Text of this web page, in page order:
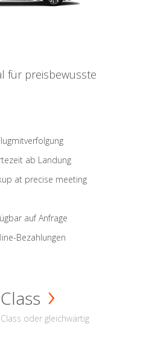
für preisbewusste
ab Landung
at precise meeting
auf Anfrage
Bezahlungen
oder gleichwärtig